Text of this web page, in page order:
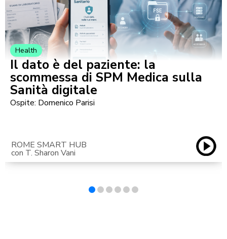
Health
Il dato è del paziente: la
scommessa di SPM Medica sulla
Sanità digitale
Ospite: Domenico Parisi
ROME SMART HUB
con T. Sharon Vani